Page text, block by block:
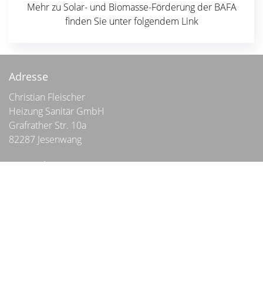
Mehr zu Solar- und Biomasse-Förderung der BAFA
finden Sie unter folgendem Link
Adresse
Christian Fleischer
Heizung Sanitär GmbH
Grafrather Str. 10a
82287 Jesenwang
Bürozeiten